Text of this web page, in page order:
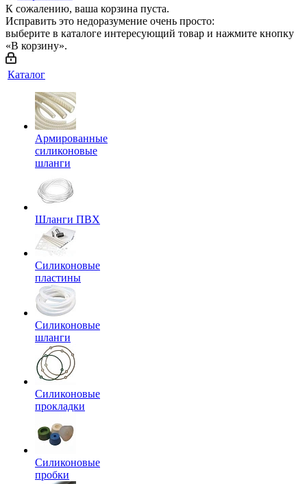
К сожалению, ваша корзина пуста.
Исправить это недоразумение очень просто:
выберите в каталоге интересующий товар и нажмите кнопку
«В корзину».
Каталог
Армированные
силиконовые
шланги
Шланги ПВХ
Силиконовые
пластины
Силиконовые
шланги
Силиконовые
прокладки
Силиконовые
пробки